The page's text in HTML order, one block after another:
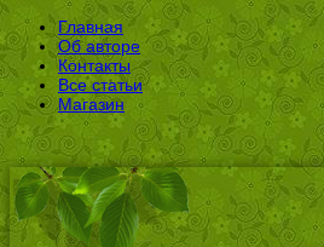
Главная
Об авторе
Контакты
Все статьи
Магазин